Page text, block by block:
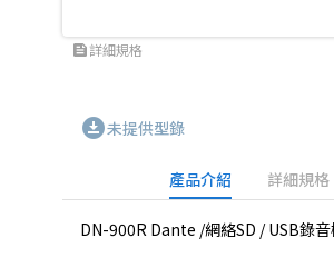
feed詳細規格
download_for_offline未提供型錄
產品介紹 詳細規格
DN-900R Dante /網絡SD / USB錄音